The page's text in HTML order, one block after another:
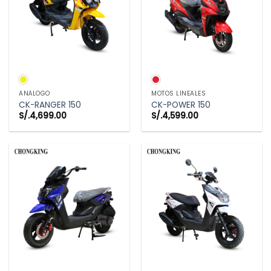
ANÁLOGO
CK-RANGER 150
S/.4,699.00
MOTOS LINEALES
CK-POWER 150
S/.4,599.00